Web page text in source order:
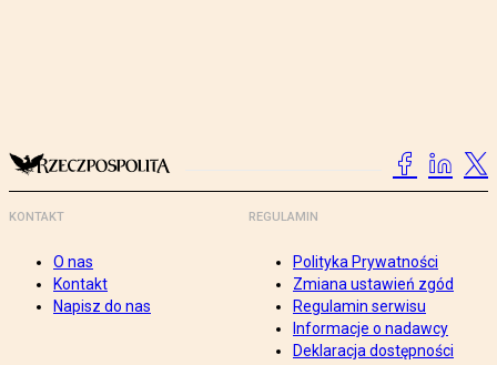
KONTAKT
O nas
Kontakt
Napisz do nas
REGULAMIN
Polityka Prywatności
Zmiana ustawień zgód
Regulamin serwisu
Informacje o nadawcy
Deklaracja dostępności